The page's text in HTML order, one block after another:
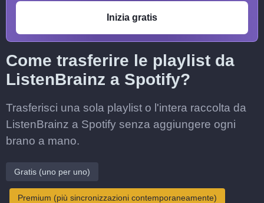
Inizia gratis
Come trasferire le playlist da
ListenBrainz a Spotify?
Trasferisci una sola playlist o l'intera raccolta da
ListenBrainz a Spotify senza aggiungere ogni
brano a mano.
Gratis (uno per uno)
Premium (più sincronizzazioni contemporaneamente)